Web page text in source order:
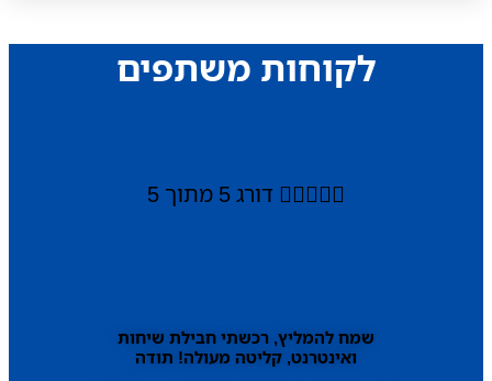
לקוחות משתפים
 דורג 5 מתוך 5
שמח להמליץ, רכשתי חבילת שיחות
ואינטרנט, קליטה מעולה! תודה